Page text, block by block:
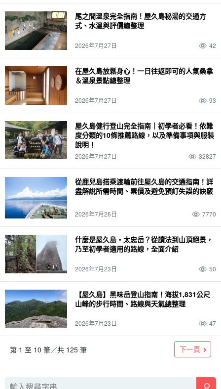
尾之間溫泉完全指南！屋久島秘湯的交通方
式、水溫與評價總整理
2026年7月27日 42
在屋久島放鬆身心！一日往返即可的人氣桑拿
＆溫泉景點總整理
2026年7月27日 93
屋久島健行登山完全指南｜初學者必看！依難
度分類的10條推薦路線，以及準備事項與服裝
說明！
2026年7月27日 32827
從鹿兒島搭乘渡輪前往屋久島的交通指南！詳
盡解說所需時間、票價及避免預訂失誤的訣竅
2026年7月26日 7770
什麼是屋久島・太忠岳？從讀法到山頂絕景，
乃至初學者適用的路線，全面介紹
2026年7月23日 50
【屋久島】黑味岳登山指南！海拔1,831公尺
山峰的步行時間、路線與天氣總整理
2026年7月23日 47
第 1 至 10 筆／共 125 筆 下一頁